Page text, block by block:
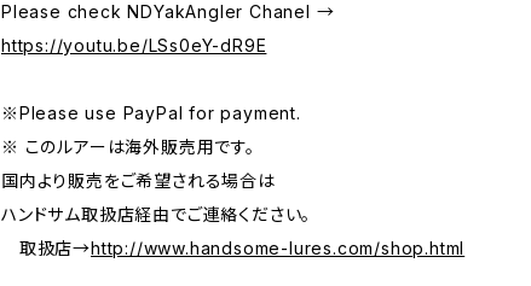
Please check NDYakAngler Chanel →
https://youtu.be/LSs0eY-dR9E
※Please use PayPal for payment.
※ このルアーは海外販売用です。
国内より販売をご希望される場合は
ハンドサム取扱店経由でご連絡ください。
取扱店→http://www.handsome-lures.com/shop.html